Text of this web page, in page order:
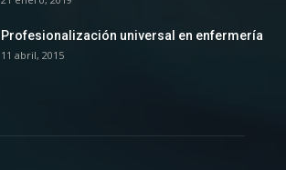
Profesionalización universal en enfermería
11 abril, 2015